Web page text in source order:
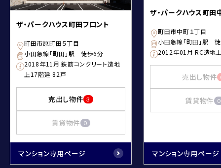
ザ・パークハウス町田フロント
町田市原町田５丁目
小田急線「町田」駅 徒歩6分
2018年11月 鉄筋コンクリート造地
上17階建 82戸
売出し物件 3
賃貸物件 0
マンション専用ページ
ザ・パークハウス町田
町田市中町１丁目
小田急線「町田」駅
2012年01月 RC造地
売出し物件
賃貸物件 0
マンション専用ページ